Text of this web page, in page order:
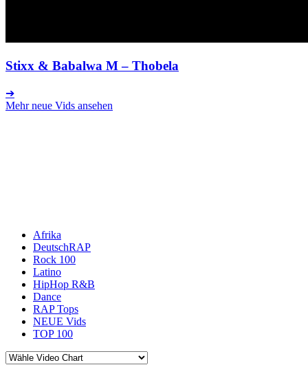
Stixx & Babalwa M– Thobela
➔
Mehr neue Vids ansehen
Afrika
DeutschRAP
Rock 100
Latino
HipHop R&B
Dance
RAP Tops
NEUE Vids
TOP 100